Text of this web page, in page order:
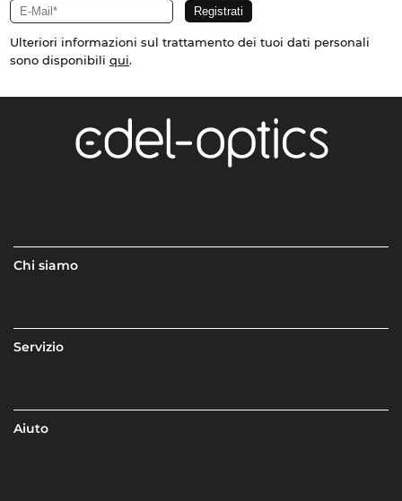
Ulteriori informazioni sul trattamento dei tuoi dati personali
sono disponibili qui.
Chi siamo
Servizio
Aiuto